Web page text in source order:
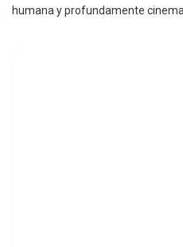
humana y profundamente